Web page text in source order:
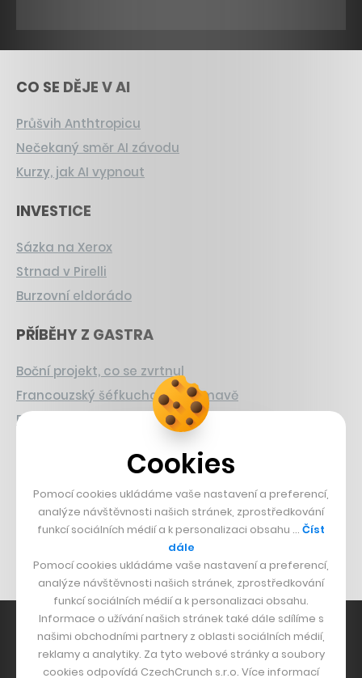
CO SE DĚJE V AI
Průšvih Anthtropicu
Nečekaný směr AI závodu
Kurzy, jak AI vypnout
INVESTICE
Sázka na Xerox
Strnad v Pirelli
Burzovní eldorádo
PŘÍBĚHY Z GASTRA
Boční projekt, co se zvrtnul
Francouzský šéfkuchař na Šumavě
Dva golfisti, co pečou
Bomma není tichá
Originální hodinky
Cookies
Pomocí cookies ukládáme vaše nastavení a preferencí,
analýze návštěvnosti našich stránek, zprostředkování
funkcí sociálních médií a k personalizaci obsahu … Číst
dále
Pomocí cookies ukládáme vaše nastavení a preferencí,
analýze návštěvnosti našich stránek, zprostředkování
funkcí sociálních médií a k personalizaci obsahu.
Informace o užívání našich stránek také dále sdílíme s
našimi obchodními partnery z oblasti sociálních médií,
reklamy a analytiky. Za tyto webové stránky a soubory
cookies odpovídá CzechCrunch s.r.o. Více informací